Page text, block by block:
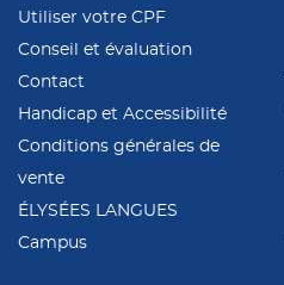
Utiliser votre CPF
Conseil et évaluation
Contact
Handicap et Accessibilité
Conditions générales de
vente
ÉLYSÉES LANGUES
Campus